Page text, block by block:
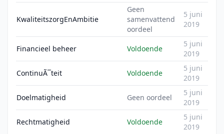
KwaliteitszorgEnAmbitie
Geen
samenvattend
oordeel
5 juni
2019
Financieel beheer Voldoende
5 juni
2019
ContinuÃ¯teit Voldoende
5 juni
2019
Doelmatigheid Geen oordeel
5 juni
2019
Rechtmatigheid Voldoende
5 juni
2019